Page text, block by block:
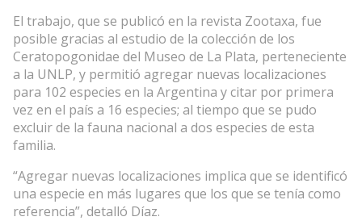
El trabajo, que se publicó en la revista Zootaxa, fue
posible gracias al estudio de la colección de los
Ceratopogonidae del Museo de La Plata, perteneciente
a la UNLP, y permitió agregar nuevas localizaciones
para 102 especies en la Argentina y citar por primera
vez en el país a 16 especies; al tiempo que se pudo
excluir de la fauna nacional a dos especies de esta
familia.
“Agregar nuevas localizaciones implica que se identificó
una especie en más lugares que los que se tenía como
referencia”, detalló Díaz.